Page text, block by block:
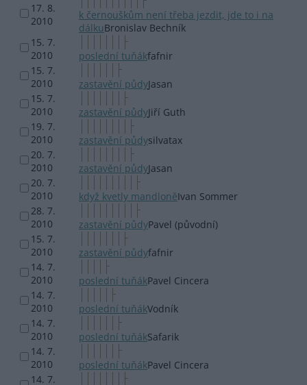
17. 8.
2010
k černouškům není třeba jezdit, jde to i na
dálkuBronislav Bechník
15. 7.
2010
poslední tuňákfafnir
15. 7.
2010
zastavění půdyJasan
15. 7.
2010
zastavění půdyJiří Guth
19. 7.
2010
zastavění půdysilvatax
20. 7.
2010
zastavění půdyJasan
20. 7.
2010
když kvetly mandloněIvan Sommer
28. 7.
2010
zastavění půdyPavel (původní)
15. 7.
2010
zastavění půdyfafnir
14. 7.
2010
poslední tuňákPavel Cincera
14. 7.
2010
poslední tuňákVodník
14. 7.
2010
poslední tuňákSafarik
14. 7.
2010
poslední tuňákPavel Cincera
14. 7.